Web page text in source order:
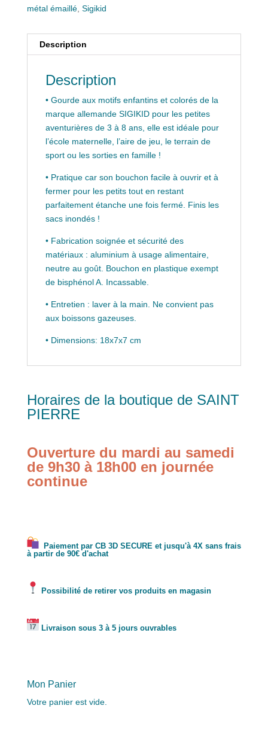
métal émaillé, Sigikid
Description
Description
• Gourde aux motifs enfantins et colorés de la
marque allemande SIGIKID pour les petites
aventurières de 3 à 8 ans, elle est idéale pour
l’école maternelle, l’aire de jeu, le terrain de
sport ou les sorties en famille !
• Pratique car son bouchon facile à ouvrir et à
fermer pour les petits tout en restant
parfaitement étanche une fois fermé. Finis les
sacs inondés !
• Fabrication soignée et sécurité des
matériaux : aluminium à usage alimentaire,
neutre au goût. Bouchon en plastique exempt
de bisphénol A. Incassable.
• Entretien : laver à la main. Ne convient pas
aux boissons gazeuses.
• Dimensions: 18x7x7 cm
Horaires de la boutique de SAINT
PIERRE
Ouverture du mardi au samedi
de 9h30 à 18h00 en journée
continue
Paiement par CB 3D SECURE et jusqu'à 4X sans frais
à partir de 90€ d'achat
Possibilité de retirer vos produits en magasin
Livraison sous 3 à 5 jours ouvrables
Mon Panier
Votre panier est vide.